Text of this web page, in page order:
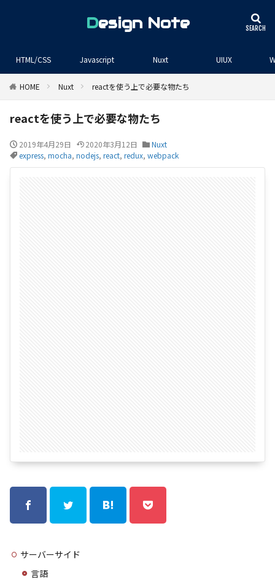
Design Note
HTML/CSS Javascript Nuxt UIUX
HOME Nuxt reactを使う上で必要な物たち
reactを使う上で必要な物たち
2019年4月29日 2020年3月12日
Nuxt
express, mocha, nodejs, react, redux, webpack
サーバーサイド
言語